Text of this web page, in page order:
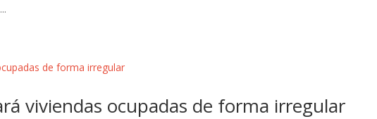
viviendas ocupadas de forma irregular